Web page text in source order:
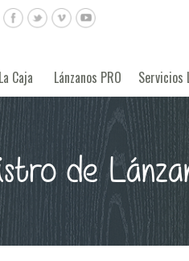
La Caja Lánzanos PRO Servicios
de